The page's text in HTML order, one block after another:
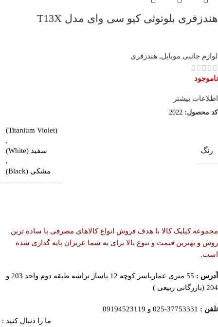
هندزفری بلوتوثی کیو سی وای مدل T13X
لوازم جانبی موبایل, هندزفری
ناموجود
اطلاعات بیشتر
کد محصول: 2022
رنگ
(Titanium Violet)
,
سفید (White)
,
مشکی (Black)
مجموعه کیلیک کالا با هدف فروش انواع کالاهای مصرفی با ساده ترین
روش و بهترین قیمت و تنوع بالا برای به شما عزیزان پایه گذاری شده
است.
آدرس :
55 متری عماریاسر کوچه 12 پاساژ تراشه طبقه دوم واحد 203 و
204 (بازرگانی ربیعی )
تلفن : 37753331-025 و 09194523119
ما را دنبال کنید :